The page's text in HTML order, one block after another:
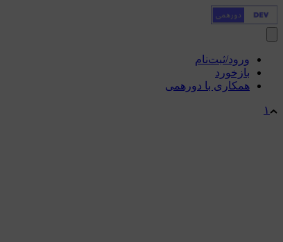
ورود/ثبت‌نام
بازخورد
همکاری با دورهمی
۱